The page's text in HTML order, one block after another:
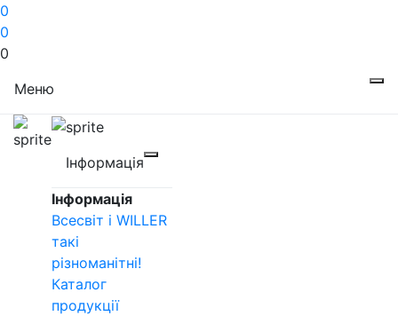
0
0
0
Меню
Інформація
Інформація
Всесвіт і WILLER
такі
різноманітні!
Каталог
продукції